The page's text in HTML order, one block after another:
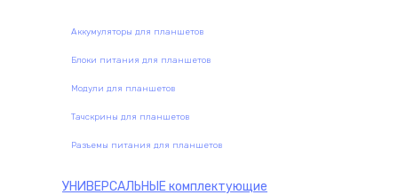
Аккумуляторы для планшетов
Блоки питания для планшетов
Модули для планшетов
Тачскрины для планшетов
Разъемы питания для планшетов
УНИВЕРСАЛЬНЫЕкомплектующие